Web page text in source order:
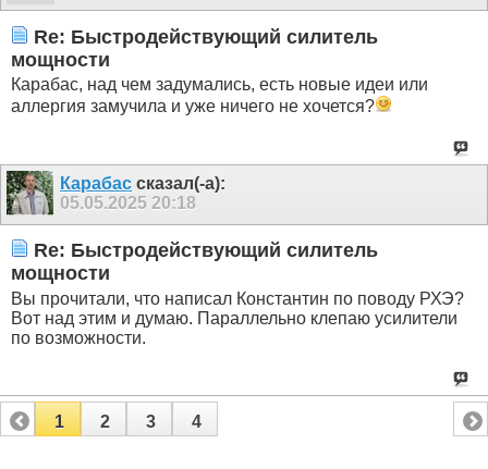
Re: Быстродействующий силитель
мощности
Карабас, над чем задумались, есть новые идеи или
аллергия замучила и уже ничего не хочется?
Карабас сказал(-а):
05.05.2025 20:18
Re: Быстродействующий силитель
мощности
Вы прочитали, что написал Константин по поводу РХЭ?
Вот над этим и думаю. Параллельно клепаю усилители
по возможности.
1 2 3 4